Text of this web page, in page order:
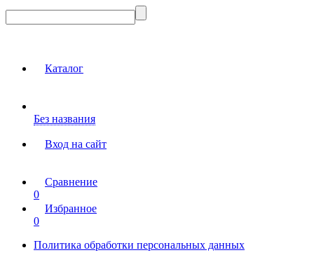
Каталог
Без названия
Вход на сайт
Сравнение
0
Избранное
0
Политика обработки персональных данных